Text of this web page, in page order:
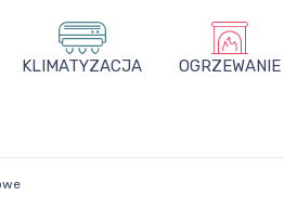
KLIMATYZACJA OGRZEWANIE